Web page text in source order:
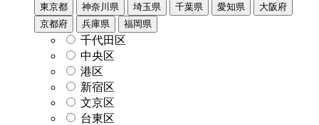
東京都 神奈川県 埼玉県 千葉県 愛知県
大阪府
京都府
兵庫県 福岡県
千代田区
中央区
港区
新宿区
文京区
台東区